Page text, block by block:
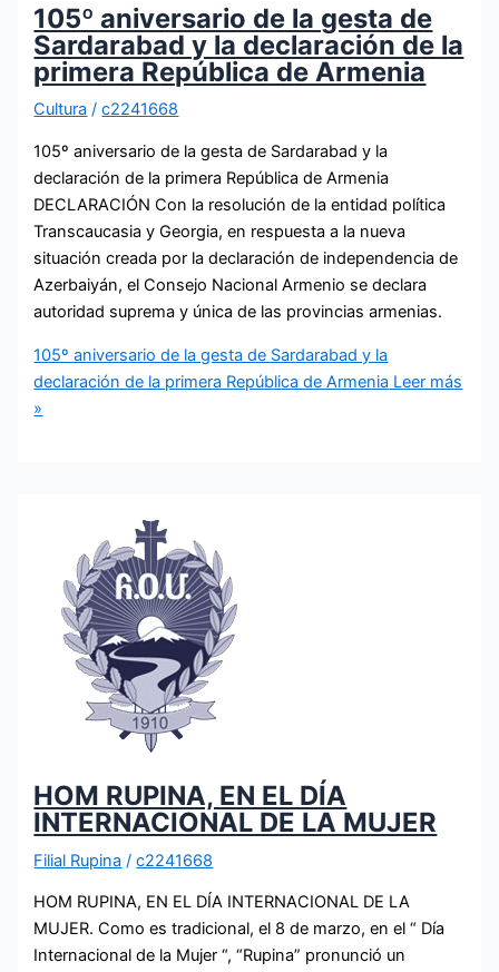
105º aniversario de la gesta de
Sardarabad y la declaración de la
primera República de Armenia
Cultura /c2241668
105º aniversario de la gesta de Sardarabad y la
declaración de la primera República de Armenia
DECLARACIÓN Con la resolución de la entidad política
Transcaucasia y Georgia, en respuesta a la nueva
situación creada por la declaración de independencia de
Azerbaiyán, el Consejo Nacional Armenio se declara
autoridad suprema y única de las provincias armenias.
105º aniversario de la gesta de Sardarabad y la
declaración de la primera República de Armenia Leer más
»
HOM RUPINA, EN EL DÍA
INTERNACIONAL DE LA MUJER
Filial Rupina /c2241668
HOM RUPINA, EN EL DÍA INTERNACIONAL DE LA
MUJER. Como es tradicional, el 8 de marzo, en el “ Día
Internacional de la Mujer “, “Rupina” pronunció un